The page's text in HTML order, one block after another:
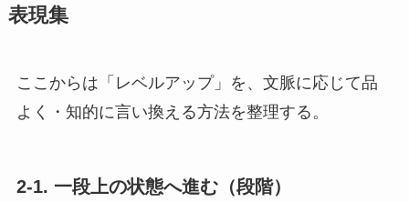
表現集
ここからは「レベルアップ」を、文脈に応じて品
よく・知的に言い換える方法を整理する。
2-1. 一段上の状態へ進む（段階）